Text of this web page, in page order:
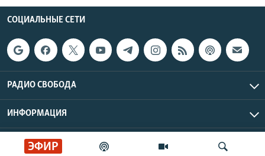
ЭФИР
СОЦИАЛЬНЫЕ СЕТИ
РАДИО СВОБОДА
ИНФОРМАЦИЯ
Радио Свобода © 2026 RFE/RL, Inc. | Все права защищены.